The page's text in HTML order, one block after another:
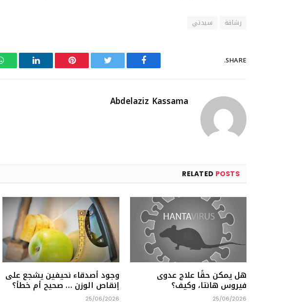
رشاقة سيدتي
SHARE.
Facebook
Pinterest
LinkedIn
Abdelaziz Kassama
RELATED POSTS
هل يمكن حقًا علاج عدوى
فيروس هانتا، وكيف؟
25/06/2026
وجود أصدقاء نحيفين يشجع على
إنقاص الوزن … صحيح أم خطأ؟
25/06/2026